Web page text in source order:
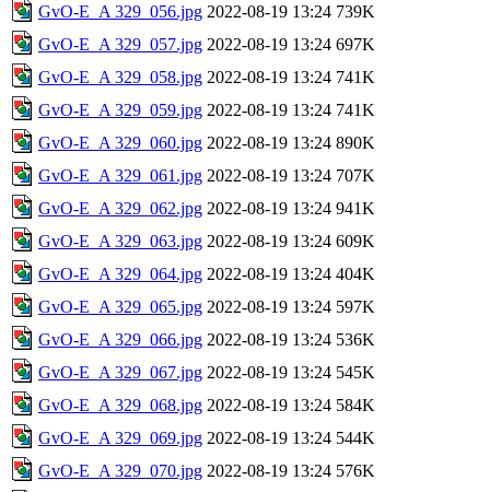
GvO-E_A 329_056.jpg 2022-08-19 13:24 739K
GvO-E_A 329_057.jpg 2022-08-19 13:24 697K
GvO-E_A 329_058.jpg 2022-08-19 13:24 741K
GvO-E_A 329_059.jpg 2022-08-19 13:24 741K
GvO-E_A 329_060.jpg 2022-08-19 13:24 890K
GvO-E_A 329_061.jpg 2022-08-19 13:24 707K
GvO-E_A 329_062.jpg 2022-08-19 13:24 941K
GvO-E_A 329_063.jpg 2022-08-19 13:24 609K
GvO-E_A 329_064.jpg 2022-08-19 13:24 404K
GvO-E_A 329_065.jpg 2022-08-19 13:24 597K
GvO-E_A 329_066.jpg 2022-08-19 13:24 536K
GvO-E_A 329_067.jpg 2022-08-19 13:24 545K
GvO-E_A 329_068.jpg 2022-08-19 13:24 584K
GvO-E_A 329_069.jpg 2022-08-19 13:24 544K
GvO-E_A 329_070.jpg 2022-08-19 13:24 576K